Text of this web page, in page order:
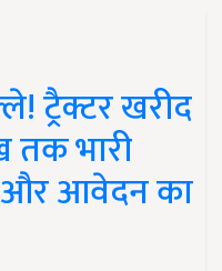
ट्रैक्टर खरीद
तक भारी
और आवेदन का